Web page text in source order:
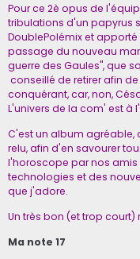
Pour ce 2è opus de
tribulations d'un papyrus
DoublePolémix et
passage du nouveau
guerre des Gaules", que
conseillé de retirer afin
conquérant, car, non,
L'univers de la com' est à
C'est un album agréable,
relu, afin d'en savourer
l'horoscope par nos amis
technologies et des
que j'adore.
Un très bon (et trop
Ma note 17